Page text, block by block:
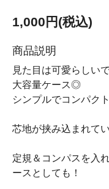
1,000円(税込)
商品説明
見た目は可愛らしい
大容量ケース◎
シンプルでコンパクト
芯地が挟み込まれて
定規＆コンパスを入
ースとしても！